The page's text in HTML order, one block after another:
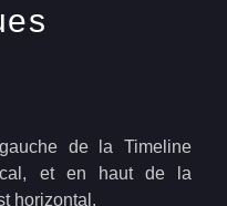
de la Timeline
et en haut de la
horizontal.